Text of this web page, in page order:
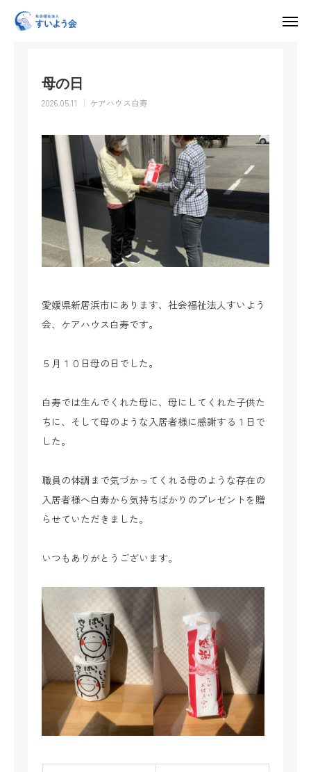
お知らせ
母の日
2026.05.11 ケアハウス白寿
愛媛県新居浜市にあります、社会福祉法人すいよう
会、ケアハウス白寿です。
５月１０日母の日でした。
白寿では生んでくれた母に、母にしてくれた子供た
ちに、そして母のような入居者様に感謝する１日で
した。
職員の体調まで気づかってくれる母のような存在の
入居者様へ白寿から気持ちばかりのプレゼントを贈
らせていただきました。
いつもありがとうございます。
すいよう会について
お知らせ
お問い合わせ